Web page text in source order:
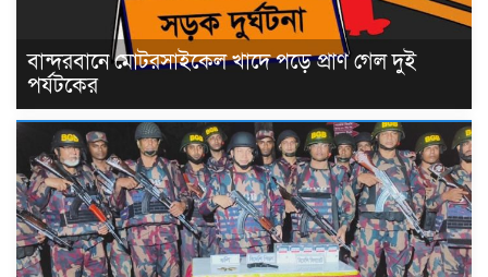
বান্দরবানে মোটরসাইকেল খাদে পড়ে প্রাণ গেল দুই
পর্যটকের